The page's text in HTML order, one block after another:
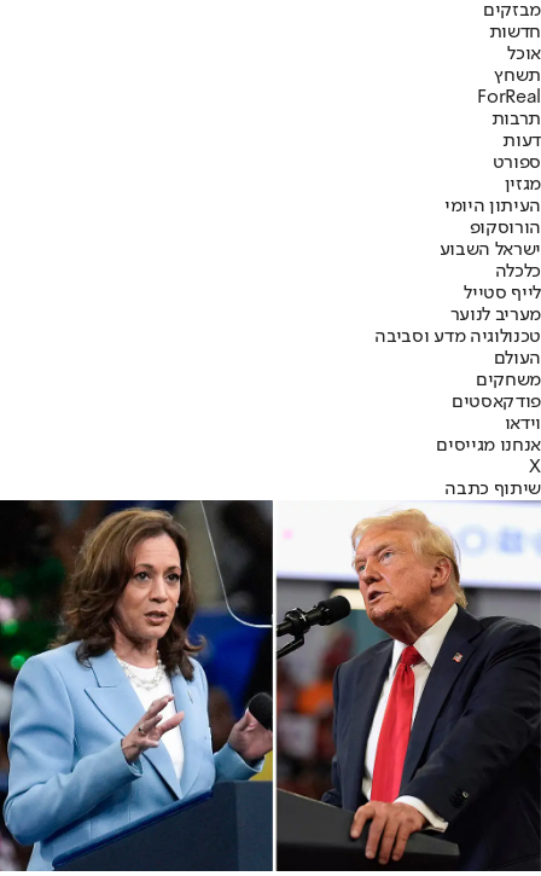
מבזקים
חדשות
אוכל
תשחץ
ForReal
תרבות
דעות
ספורט
מגזין
העיתון היומי
הורוסקופ
ישראל השבוע
כלכלה
לייף סטייל
מעריב לנוער
טכנולוגיה מדע וסביבה
העולם
משחקים
פודקאסטים
וידאו
אנחנו מגייסים
X
שיתוף כתבה